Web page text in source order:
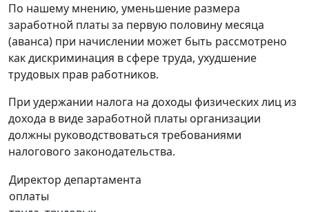
По нашему мнению, уменьшение размера
заработной платы за первую половину месяца
(аванса) при начислении может быть рассмотрено
как дискриминация в сфере труда, ухудшение
трудовых прав работников.
При удержании налога на доходы физических лиц из
дохода в виде заработной платы организации
должны руководствоваться требованиями
налогового законодательства.
Директор департамента
оплаты